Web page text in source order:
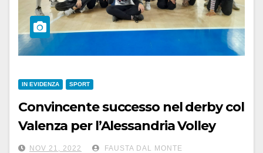
IN EVIDENZA SPORT
Convincente successo nel derby col
Valenza per l’Alessandria Volley
NOV 21, 2022 FAUSTA DAL MONTE